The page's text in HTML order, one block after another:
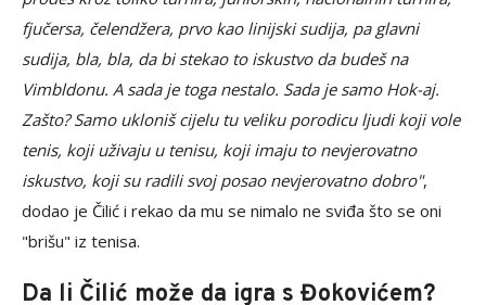
fjučersa, čelendžera, prvo kao linijski sudija, pa glavni
sudija, bla, bla, da bi stekao to iskustvo da budeš na
Vimbldonu. A sada je toga nestalo. Sada je samo Hok-aj.
Zašto? Samo ukloniš cijelu tu veliku porodicu ljudi koji vole
tenis, koji uživaju u tenisu, koji imaju to nevjerovatno
iskustvo, koji su radili svoj posao nevjerovatno dobro",
dodao je Čilić i rekao da mu se nimalo ne sviđa što se oni
"brišu" iz tenisa.
Da li Čilić može da igra s Đokovićem?